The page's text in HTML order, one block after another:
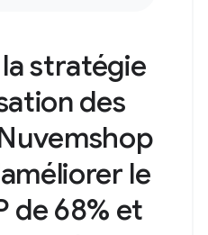
stratégie
des
le
de 68% et